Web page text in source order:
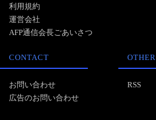
利用規約
運営会社
AFP通信会長ごあいさつ
CONTACT
お問い合わせ
広告のお問い合わせ
OTHER
RSS